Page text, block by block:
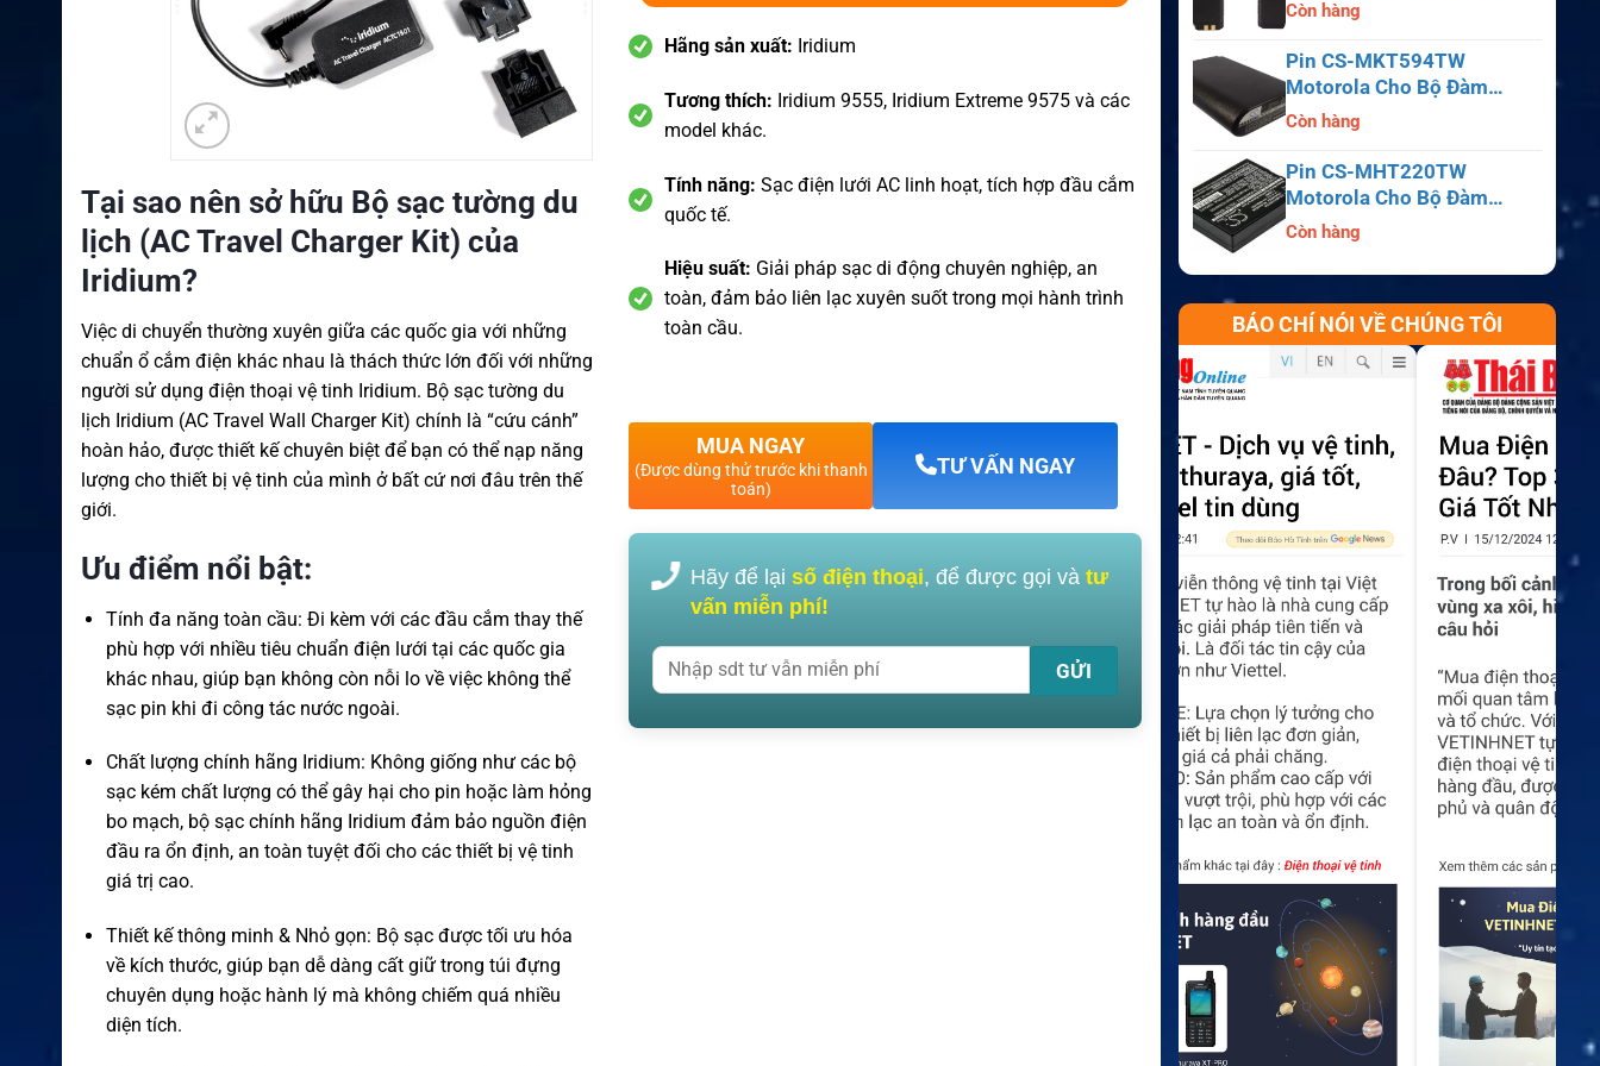
Tại sao nên sở hữu Bộ sạc tường du
lịch (AC Travel Charger Kit) của
Iridium?
Việc di chuyển thường xuyên giữa các quốc gia với những
chuẩn ổ cắm điện khác nhau là thách thức lớn đối với những
người sử dụng điện thoại vệ tinh Iridium. Bộ sạc tường du
lịch Iridium (AC Travel Wall Charger Kit) chính là “cứu cánh”
hoàn hảo, được thiết kế chuyên biệt để bạn có thể nạp năng
lượng cho thiết bị vệ tinh của mình ở bất cứ nơi đâu trên thế
giới.
Ưu điểm nổi bật:
Tính đa năng toàn cầu: Đi kèm với các đầu cắm thay thế
phù hợp với nhiều tiêu chuẩn điện lưới tại các quốc gia
khác nhau, giúp bạn không còn nỗi lo về việc không thể
sạc pin khi đi công tác nước ngoài.
Chất lượng chính hãng Iridium: Không giống như các bộ
sạc kém chất lượng có thể gây hại cho pin hoặc làm hỏng
bo mạch, bộ sạc chính hãng Iridium đảm bảo nguồn điện
đầu ra ổn định, an toàn tuyệt đối cho các thiết bị vệ tinh
giá trị cao.
Thiết kế thông minh & Nhỏ gọn: Bộ sạc được tối ưu hóa
về kích thước, giúp bạn dễ dàng cất giữ trong túi đựng
chuyên dụng hoặc hành lý mà không chiếm quá nhiều
diện tích.
Hãng sản xuất: Iridium
Tương thích: Iridium 9555, Iridium Extreme 9575 và các
model khác.
Tính năng:Sạc điện lưới AC linh hoạt, tích hợp đầu cắm
quốc tế.
Hiệu suất: Giải pháp sạc di động chuyên nghiệp, an
toàn, đảm bảo liên lạc xuyên suốt trong mọi hành trình
toàn cầu.
MUA NGAY
(Được dùng thử trước khi thanh
toán)
TƯ VẤN NGAY
Hãy để lạisố điện thoại, để được gọi vàtư
vấn miễn phí!
APX8000, SRX2200
Còn hàng
Pin CS-MKT594TW
Motorola Cho Bộ Đàm
Astro Saber, MX1000,
Còn hàng
Pin CS-MHT220TW
Motorola Cho Bộ Đàm
MT700, HT210, HT220,
Còn hàng
BÁO CHÍ NÓI VỀ CHÚNG TÔI